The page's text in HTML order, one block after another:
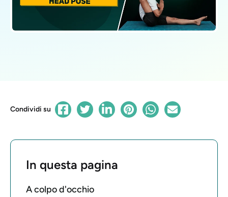
Condividi su
In questa pagina
A colpo d'occhio